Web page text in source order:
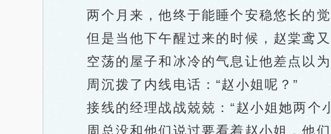
两个月来，他终于能睡个安稳悠长的觉
但是当他下午醒过来的时候，赵棠鸢又
空荡的屋子和冰冷的气息让他差点以为
周沉拨了内线电话：“赵小姐呢？”
接线的经理战战兢兢：“赵小姐她两个
周总没和他们说过要看着赵小姐，他们